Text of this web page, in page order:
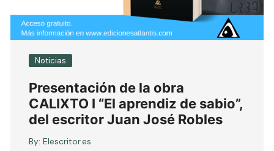
Noticias
Presentación de la obra
CALIXTO I “El aprendiz de sabio”,
del escritor Juan José Robles
By: Elescritor.es